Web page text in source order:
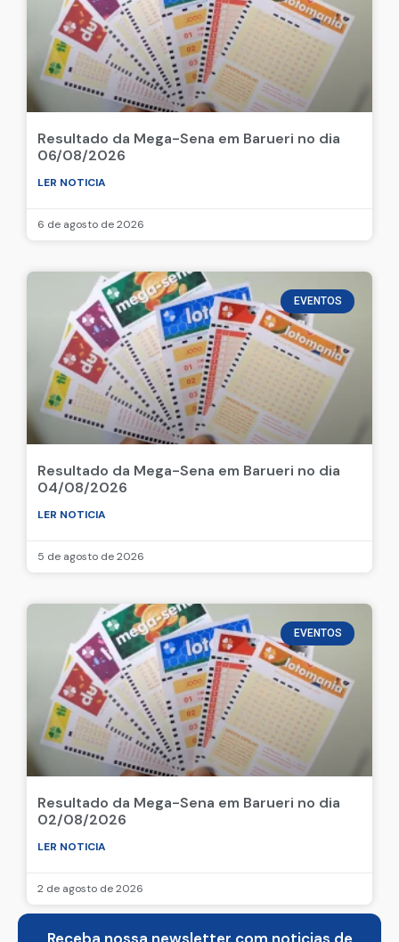
Resultado da Mega-Sena em Barueri no dia
06/08/2026
LER NOTICIA
6 de agosto de 2026
EVENTOS
Resultado da Mega-Sena em Barueri no dia
04/08/2026
LER NOTICIA
5 de agosto de 2026
EVENTOS
Resultado da Mega-Sena em Barueri no dia
02/08/2026
LER NOTICIA
2 de agosto de 2026